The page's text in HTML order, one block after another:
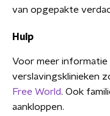
van opgepakte
Hulp
Voor meer
verslavingsklinieken
Free World. Ook
aankloppen.